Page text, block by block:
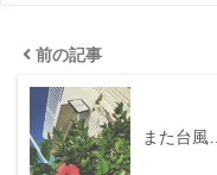
前の記事
また台風…